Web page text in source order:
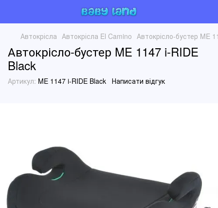
Автокрісла Автокрісла El Camino Автокрісло-бустер ME
Автокрісло-бустер ME 1147 i-RIDE
Black
Артикул: ME 1147 i-RIDE Black Написати відгук